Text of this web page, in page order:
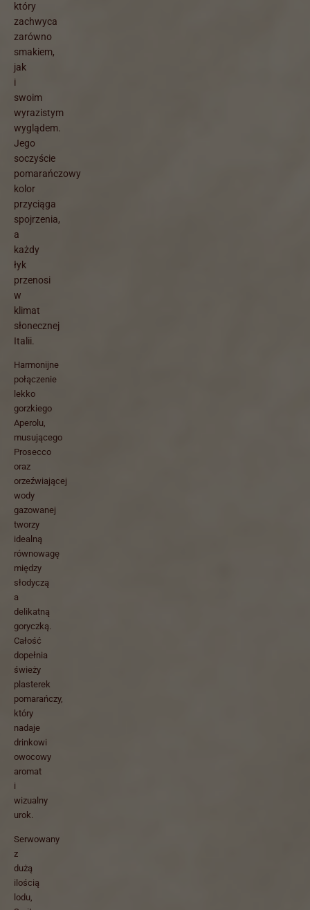
który
zachwyca
zarówno
smakiem,
jak
i
swoim
wyrazistym
wyglądem.
Jego
soczyście
pomarańczowy
kolor
przyciąga
spojrzenia,
a
każdy
łyk
przenosi
w
klimat
słonecznej
Italii.
Harmonijne
połączenie
lekko
gorzkiego
Aperolu,
musującego
Prosecco
oraz
orzeźwiającej
wody
gazowanej
tworzy
idealną
równowagę
między
słodyczą
a
delikatną
goryczką.
Całość
dopełnia
świeży
plasterek
pomarańczy,
który
nadaje
drinkowi
owocowy
aromat
i
wizualny
urok.
Serwowany
z
dużą
ilością
lodu,